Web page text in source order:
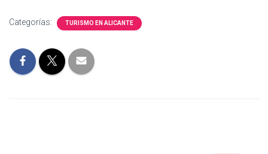
Categorías: TURISMO EN ALICANTE